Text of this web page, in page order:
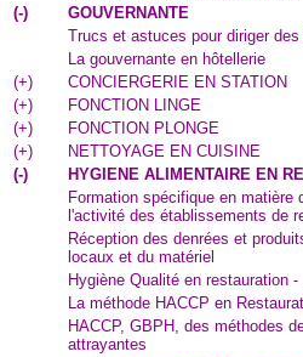
(-)
GOUVERNANTE
Trucs et astuces pour diriger
La gouvernante en hôtellerie
(+)
CONCIERGERIE EN STATION
(+)
FONCTION LINGE
(+)
FONCTION PLONGE
(+)
NETTOYAGE EN CUISINE
(-)
HYGIENE ALIMENTAIRE EN
Formation spécifique en matière
l'activité des établissements de
Réception des denrées et
locaux et du matériel
Hygiène Qualité en restauration
La méthode HACCP en
HACCP, GBPH, des méthodes
attrayantes